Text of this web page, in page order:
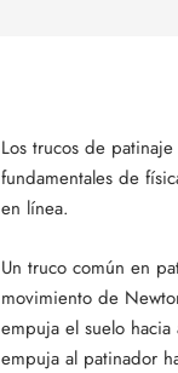
Los trucos de
fundamentales de
en línea.
Un truco común en
movimiento de
empuja el suelo
empuja al patinador